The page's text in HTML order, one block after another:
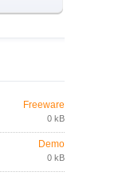
Freeware
0 kB
Demo
0 kB